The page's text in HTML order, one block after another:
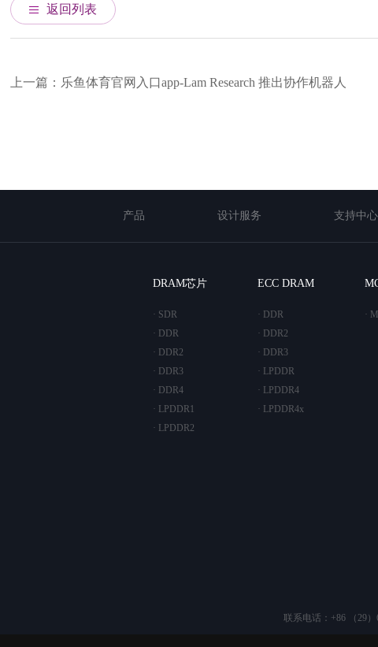
返回列表
上一篇：乐鱼体育官网入口app-Lam Research 推出协作机器人
产品 设计服务 支持中心
DRAM芯片
· SDR
· DDR
· DDR2
· DDR3
· DDR4
· LPDDR1
· LPDDR2
ECC DRAM
· DDR
· DDR2
· DDR3
· LPDDR
· LPDDR4
· LPDDR4x
·
联系电话：+86 （29）